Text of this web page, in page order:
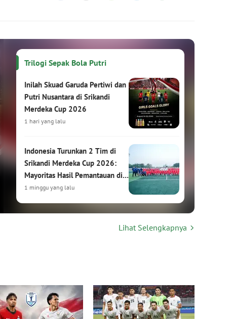
Trilogi Sepak Bola Putri
Inilah Skuad Garuda Pertiwi dan
Putri Nusantara di Srikandi
Merdeka Cup 2026
1 hari yang lalu
Indonesia Turunkan 2 Tim di
Srikandi Merdeka Cup 2026:
Mayoritas Hasil Pemantauan di
HYDROPLUS Soccer League
1 minggu yang lalu
Hasil Drawing Srikandi Merdeka
Cup 2026: Garuda Pertiwi
Bertemu Malaysia, Putri
Lihat Selengkapnya